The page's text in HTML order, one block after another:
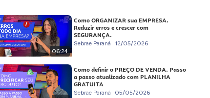
06:24
Como ORGANIZAR sua EMPRESA.
Reduzir erros e crescer com
SEGURANÇA.
Sebrae Paraná 12/05/2026
Como definir o PREÇO DE VENDA. Passo
a passo atualizado com PLANILHA
GRATUITA
Sebrae Paraná 05/05/2026